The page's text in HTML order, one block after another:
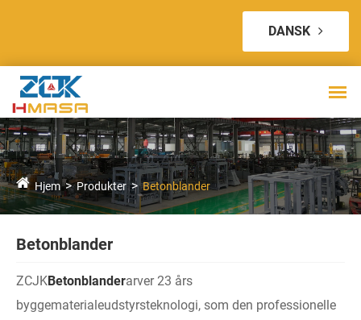
DANSK
Hjem Produkter Betonblander
Betonblander
ZCJKBetonblanderarver 23 års
byggematerialeudstyrsteknologi, som den professionelle